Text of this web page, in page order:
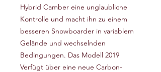
Hybrid Camber eine unglaubliche
Kontrolle und macht ihn zu einem
besseren Snowboarder in variablem
Gelände und wechselnden
Bedingungen. Das Modell 2019
Verfügt über eine neue Carbon-